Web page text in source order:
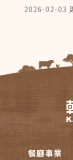
2026-02-03
餐廳事業